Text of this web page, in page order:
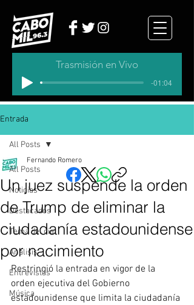
Trasmisión en Vivo
-01:04
Entrada
All Posts
Noticias
Destacados
Tema del dia
Analisis
Entrevistas
Música
All Posts
Un juez suspende la orden
de Trump de eliminar la
ciudadanía estadounidense
por nacimiento
Fernando Romero
Restringió la entrada en vigor de la
orden ejecutiva del Gobierno
estadounidense que limita la ciudadanía